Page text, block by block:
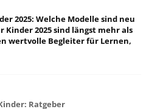
2025: Welche Modelle sind neu
Kinder 2025 sind längst mehr als
wertvolle Begleiter für Lernen,
Ratgeber